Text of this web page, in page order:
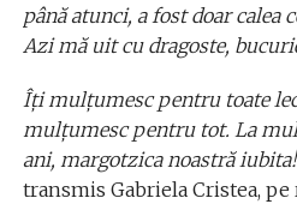
până atunci, a fost doar calea
Azi mă uit cu dragoste,
Îți mulțumesc pentru toate
mulțumesc pentru tot. La
ani, margotzica noastră
transmis Gabriela Cristea,